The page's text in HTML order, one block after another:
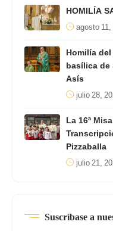
HOMILÍA
agosto
Homilía
basílica
Asís
julio 28,
La 16ª
Pizzaballa
julio 21,
Suscríbase a